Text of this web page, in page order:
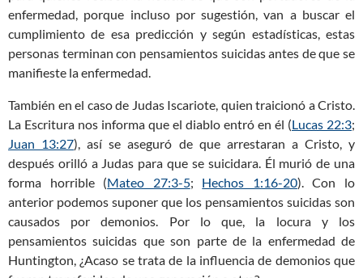
enfermedad, porque incluso por sugestión, van a buscar el
cumplimiento de esa predicción y según estadísticas, estas
personas terminan con pensamientos suicidas antes de que se
manifieste la enfermedad.
También en el caso de Judas Iscariote, quien traicionó a Cristo.
La Escritura nos informa que el diablo entró en él (Lucas 22:3;
Juan 13:27), así se aseguró de que arrestaran a Cristo, y
después orilló a Judas para que se suicidara. Él murió de una
forma horrible (Mateo 27:3-5; Hechos 1:16-20). Con lo
anterior podemos suponer que los pensamientos suicidas son
causados por demonios. Por lo que, la locura y los
pensamientos suicidas que son parte de la enfermedad de
Huntington, ¿Acaso se trata de la influencia de demonios que